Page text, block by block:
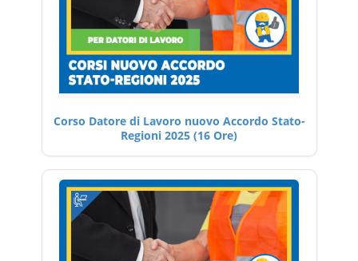
Corso Datore di Lavoro nuovo Accordo Stato-
Regioni 2025 (16 Ore)